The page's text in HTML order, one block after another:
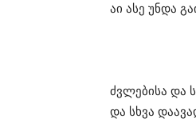
აი ასე უნდა
ძვლებისა და
და სხვა